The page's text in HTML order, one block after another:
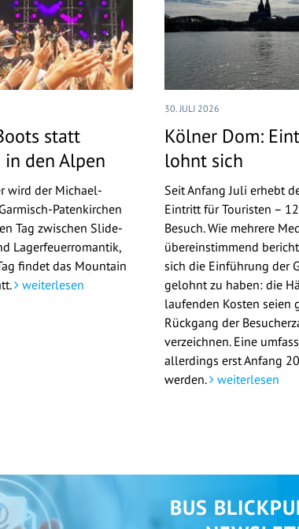
statt
in den Alpen
wird der Michael-
Patenkirchen
Tag zwischen Slide-
Lagerfeuerromantik,
findet das Mountain
weiterlesen
30. JULI 2026
Kölner Dom:
lohnt sich
Seit Anfang Juli erhebt
Eintritt für Touristen –
Besuch. Wie mehrere
übereinstimmend
sich die Einführung der
gelohnt zu haben: die
laufenden Kosten seien
Rückgang der
verzeichnen. Eine
allerdings erst Anfang
werden. weiterlesen
BUS